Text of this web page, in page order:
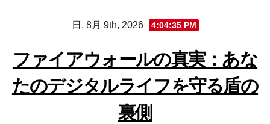
日. 8月 9th, 2026 4:04:36 PM
ファイアウォールの真実：あな
たのデジタルライフを守る盾の
裏側